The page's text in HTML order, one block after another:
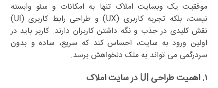
موفقیت یک وبسایت املاک تنها به امکانات و سئو وابسته
نیست، بلکه تجربه کاربری (UX) و طراحی رابط کاربری (UI)
نقش کلیدی در جذب و نگه داشتن کاربران دارند. کاربر باید در
اولین ورود به سایت، احساس کند که سریع، ساده و بدون
سردرگمی می تواند به ملک دلخواهش برسد.
۱. اهمیت طراحی UI در سایت املاک